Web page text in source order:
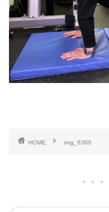
HOME img_6366